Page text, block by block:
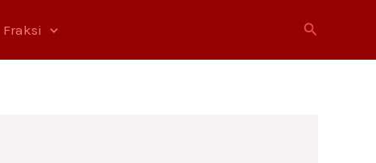
Fraksi Cari